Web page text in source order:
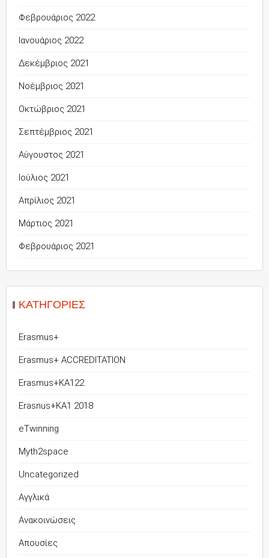
Φεβρουάριος 2022
Ιανουάριος 2022
Δεκέμβριος 2021
Νοέμβριος 2021
Οκτώβριος 2021
Σεπτέμβριος 2021
Αύγουστος 2021
Ιούλιος 2021
Απρίλιος 2021
Μάρτιος 2021
Φεβρουάριος 2021
KΑΤΗΓΟΡΊΕΣ
Erasmus+
Erasmus+ ACCREDITATION
Erasmus+KA122
Erasnus+KA1 2018
eTwinning
Myth2space
Uncategorized
Αγγλικά
Ανακοινώσεις
Απουσίες